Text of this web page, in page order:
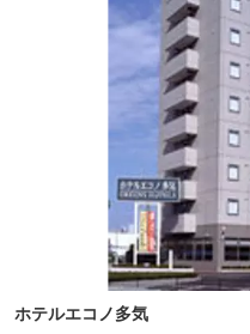
ホテルエコノ多気